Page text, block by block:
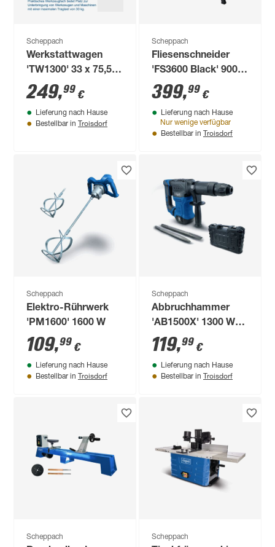
Scheppach
Werkstattwagen
'TW1300' 33 x 75,5 x
62,6 cm
249,99 €
Lieferung nach Hause
Bestellbar in Troisdorf
Scheppach
Fliesenschneider
'FS3600 Black' 900
W 230 V
399,99 €
Lieferung nach Hause
Nur wenige verfügbar
Bestellbar in Troisdorf
Scheppach
Elektro-Rührwerk
'PM1600' 1600 W
109,99 €
Lieferung nach Hause
Bestellbar in Troisdorf
Scheppach
Abbruchhammer
'AB1500X' 1300 W
20 J
119,99 €
Lieferung nach Hause
Bestellbar in Troisdorf
Scheppach Scheppach